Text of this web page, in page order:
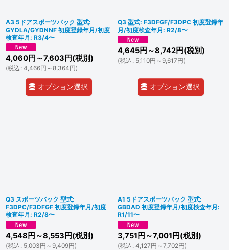
A3 5ドアスポーツバック 型式:
GYDLA/GYDNNF 初度登録年月/初度
検査年月: R3/4〜
4,060円 ～7,603 円(税別)
(税込 : 4,466円 ～8,364円)
オプション選択
Q3 型式: F3DFGF/F3DPC 初度登録年
月/初度検査年月: R2/8〜
4,645円 ～8,742円(税別)
(税込 : 5,110円 ～9,617円)
オプション選択
Q3 スポーツバック 型式:
F3DPC/F3DFGF 初度登録年月/初度
検査年月: R2/8〜
4,548 円 ～8,553 円(税別)
(税込 : 5,003円 ～9,409円)
A1 5ドアスポーツバック 型式:
GBDAD 初度登録年月/初度検査年月:
R1/11〜
3,751 円 ～7,001 円(税別)
(税込 : 4,127円 ～7,702円)